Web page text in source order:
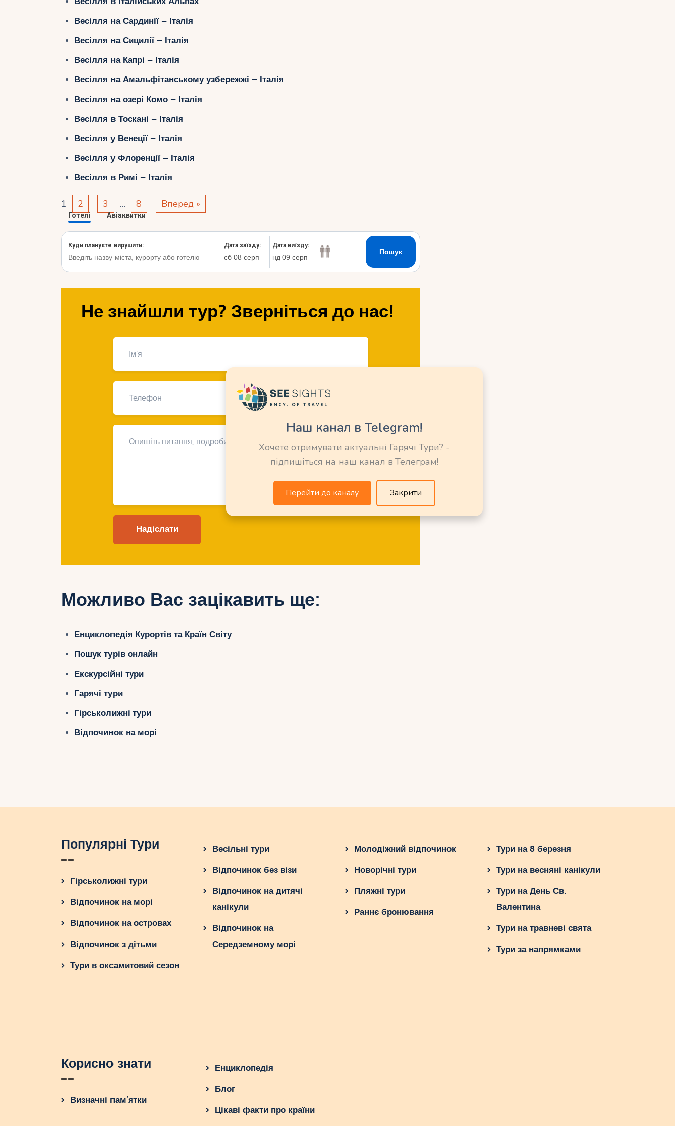
Весілля на Сардинії – Італія
Весілля на Сицилії – Італія
Весілля на Капрі – Італія
Весілля на Амальфітанському узбережжі – Італія
Весілля на озері Комо – Італія
Весілля в Тоскані – Італія
Весілля у Венеції – Італія
Весілля у Флоренції – Італія
Весілля в Римі – Італія
1 2 3 … 8 Вперед »
Не знайшли тур? Зверніться до нас!
Можливо Вас зацікавить ще:
Енциклопедія Курортів та Країн Світу
Пошук турів онлайн
Екскурсійні тури
Гарячі тури
Гірськолижні тури
Відпочинок на морі
Популярні Тури
Гірськолижні тури
Відпочинок на морі
Відпочинок на островах
Відпочинок з дітьми
Тури в оксамитовий сезон
Весільні тури
Відпочинок без візи
Відпочинок на дитячі
канікули
Відпочинок на
Середземному морі
Молодіжний відпочинок
Новорічні тури
Пляжні тури
Раннє бронювання
Тури на 8 березня
Тури на весняні канікули
Тури на День Св.
Валентина
Тури на травневі свята
Тури за напрямками
Корисно знати
Визначні пам’ятки
Енциклопедія
Блог
Цікаві факти про країни
Наш канал в Telegram!
Хочете отримувати актуальні Гарячі Тури? -
підпишіться на наш канал в Телеграм!
Перейти до каналу Закрити